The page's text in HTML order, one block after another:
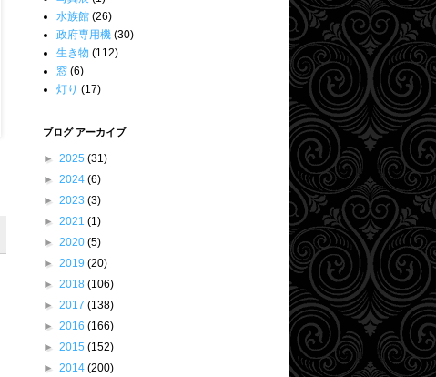
水族館 (26)
政府専用機 (30)
生き物 (112)
窓 (6)
灯り (17)
ブログ アーカイブ
► 2025 (31)
► 2024 (6)
► 2023 (3)
► 2021 (1)
► 2020 (5)
► 2019 (20)
► 2018 (106)
► 2017 (138)
► 2016 (166)
► 2015 (152)
► 2014 (200)